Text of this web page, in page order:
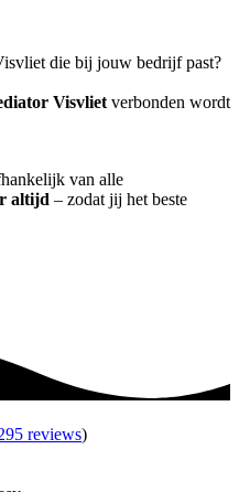
die bij jouw bedrijf past?
Visvlietverbonden wordt
van alle
altijd – zodat jij het beste
reviews)